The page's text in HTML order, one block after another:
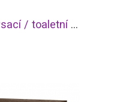
SCONTO DESK Psací / toaletní stolek